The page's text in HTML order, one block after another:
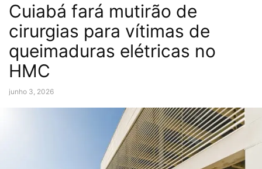
Cuiabá fará mutirão de
cirurgias para vítimas de
queimaduras elétricas no
HMC
junho 3, 2026